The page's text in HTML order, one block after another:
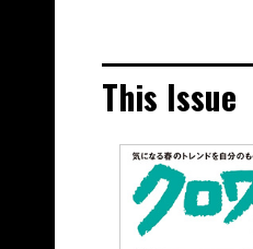
This Issue